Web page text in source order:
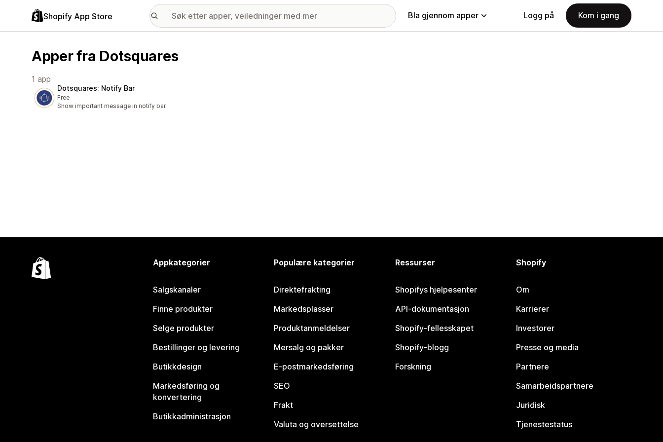
Shopify App Store Bla gjennom apper Logg på Kom i gang
Apper fra Dotsquares
1 app
Dotsquares: Notify Bar
Free
Show important message in notify bar.
Appkategorier
Salgskanaler
Finne produkter
Selge produkter
Bestillinger og levering
Butikkdesign
Markedsføring og
konvertering
Butikkadministrasjon
Populære kategorier
Direktefrakting
Markedsplasser
Produktanmeldelser
Mersalg og pakker
E-postmarkedsføring
SEO
Frakt
Valuta og oversettelse
Ressurser
Shopifys hjelpesenter
API-dokumentasjon
Shopify-fellesskapet
Shopify-blogg
Forskning
Shopify
Om
Karrierer
Investorer
Presse og media
Partnere
Samarbeidspartnere
Juridisk
Tjenestestatus